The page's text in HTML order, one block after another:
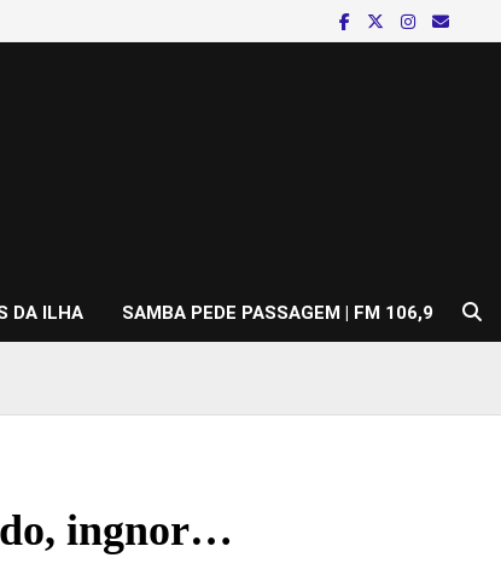
DA ILHA SAMBA PEDE PASSAGEM | FM 106,9
ingnor…